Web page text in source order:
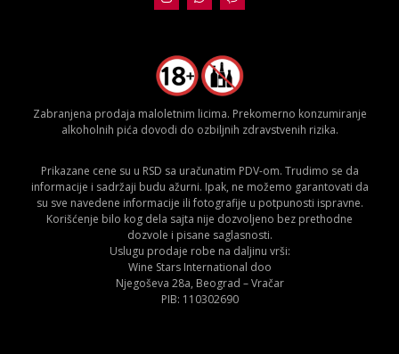
Zabranjena prodaja maloletnim licima. Prekomerno konzumiranje
alkoholnih pića dovodi do ozbiljnih zdravstvenih rizika.
Prikazane cene su u RSD sa uračunatim PDV-om. Trudimo se da
informacije i sadržaji budu ažurni. Ipak, ne možemo garantovati da
su sve navedene informacije ili fotografije u potpunosti ispravne.
Korišćenje bilo kog dela sajta nije dozvoljeno bez prethodne
dozvole i pisane saglasnosti.
Uslugu prodaje robe na daljinu vrši:
Wine Stars International doo
Njegoševa 28a, Beograd – Vračar
PIB: 110302690